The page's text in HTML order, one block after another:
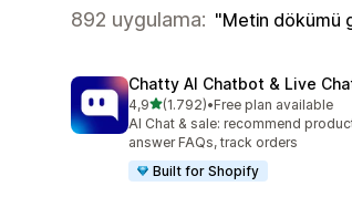
892 uygulama: Metin dökümü
Chatty AI Chatbot & Live
4,95 yıldız üzerinden
(1.792)
toplam 1792 değerlendirme
•Free plan available
AI Chat & sale: recommend
answer FAQs, track orders
Built for Shopify